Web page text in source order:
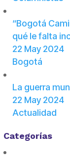
“Bogotá
qué le falta
22 May 2024
Bogotá
La guerra
22 May 2024
Actualidad
Categorías